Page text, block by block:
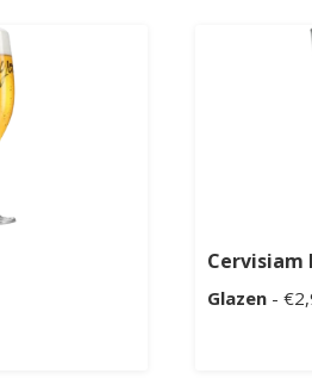
Cervisiam
Glazen -